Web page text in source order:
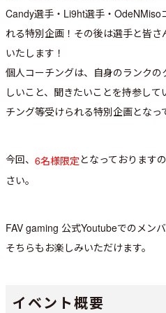
Candy選手・Li9ht選手・OdeNMiso
れる特別企画！その後は選手と皆
いたします！
個人コーチングは、自身のランク
しいこと、聞きたいことを持参し
チング等受けられる特別企画となっ
今回、 6名様限定となっております
さい。
FAV gaming 公式Youtubeでのメン
そちらもお楽しみいただけます。
イベント概要